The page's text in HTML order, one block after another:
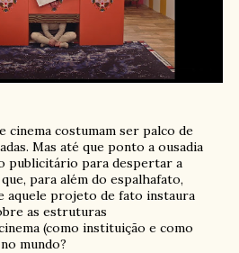
cinema costumam ser palco de
Mas até que ponto a ousadia
publicitário para despertar a
para além do espalhafato,
aquele projeto de fato instaura
as estruturas
(como instituição e como
mundo?